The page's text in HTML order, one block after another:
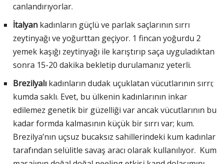
canlandırıyorlar.
İtalyan kadınların güçlü ve parlak saçlarının sırrı
zeytinyağı ve yoğurttan geçiyor. 1 fincan yoğurdu 2
yemek kaşığı zeytinyağı ile karıştırıp saça uyguladıktan
sonra 15-20 dakika bekletip durulamanız yeterli.
Brezilyalı kadınların dudak uçuklatan vücutlarının sırrı;
kumda saklı. Evet, bu ülkenin kadınlarının inkar
edilemez genetik bir güzelliği var ancak vücutlarının bu
kadar formda kalmasının küçük bir sırrı var; kum.
Brezilya’nın uçsuz bucaksız sahillerindeki kum kadınlar
tarafından selülitle savaş aracı olarak kullanılıyor. Kum